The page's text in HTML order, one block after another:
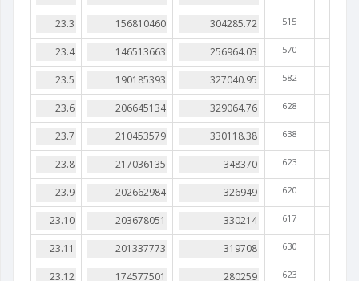
515
570
582
628
638
623
620
617
630
623